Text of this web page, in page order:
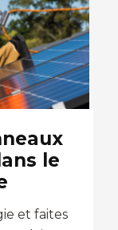
le
et faites